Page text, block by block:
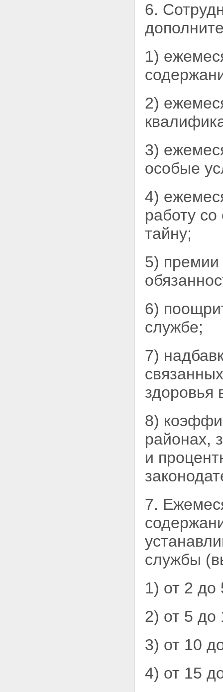
6.
1)
2)
3)
особые
4)
работу со
тайну;
5) премии
6)
службе;
7)
здоровья
8)
районах,
и
7.
службы
1) от 2 до
2) от 5 до
3) от 10
4) от 15